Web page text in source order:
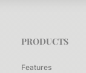
PRODUCTS
Features